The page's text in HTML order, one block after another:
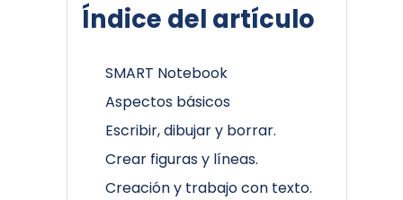
Índice del artículo
SMART Notebook
Aspectos básicos
Escribir, dibujar y borrar.
Crear figuras y líneas.
Creación y trabajo con texto.